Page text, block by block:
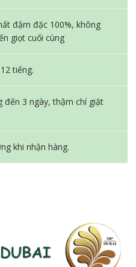
đậm đặc 100%, không
giọt cuối cùng
tiếng.
đến 3 ngày, thậm chí giặt
khi nhận hàng.